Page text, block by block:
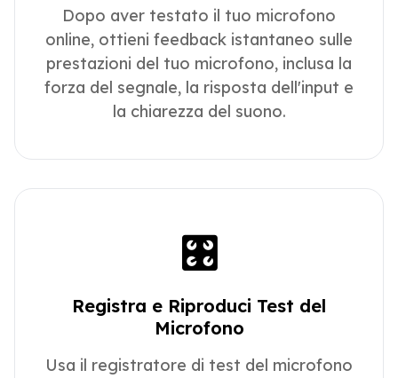
Dopo aver testato il tuo microfono
online, ottieni feedback istantaneo sulle
prestazioni del tuo microfono, inclusa la
forza del segnale, la risposta dell'input e
la chiarezza del suono.
🎛️
Registra e Riproduci Test del
Microfono
Usa il registratore di test del microfono